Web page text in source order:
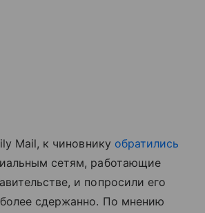
Mail, к чиновнику обратились
сетям, работающие
и попросили его
сдержанно. По мнению